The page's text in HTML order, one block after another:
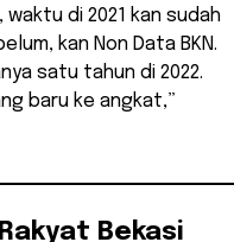
waktu di 2021 kan sudah
kan Non Data BKN.
satu tahun di 2022.
baru ke angkat,”
Bekasi